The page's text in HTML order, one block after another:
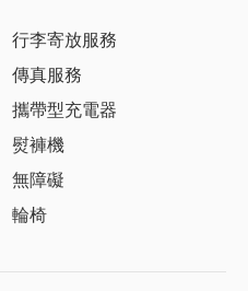
行李寄放服務
傳真服務
攜帶型充電器
熨褲機
無障礙
輪椅